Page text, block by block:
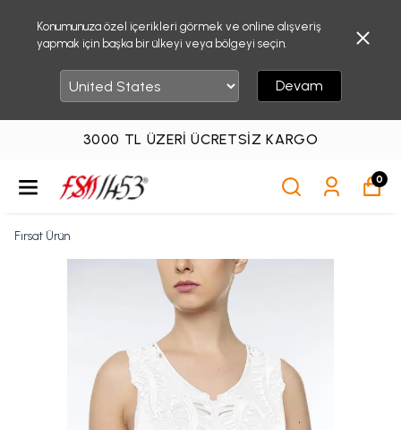
Konumunuza özel içerikleri görmek ve online alışveriş
yapmak için başka bir ülkeyi veya bölgeyi seçin.
Devam
3000 TL ÜZERI ÜCRETSIZ KARGO
0
Fırsat Ürün